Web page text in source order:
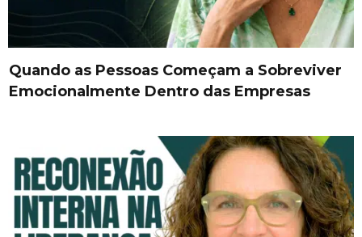
Quando as Pessoas Começam a Sobreviver
Emocionalmente Dentro das Empresas